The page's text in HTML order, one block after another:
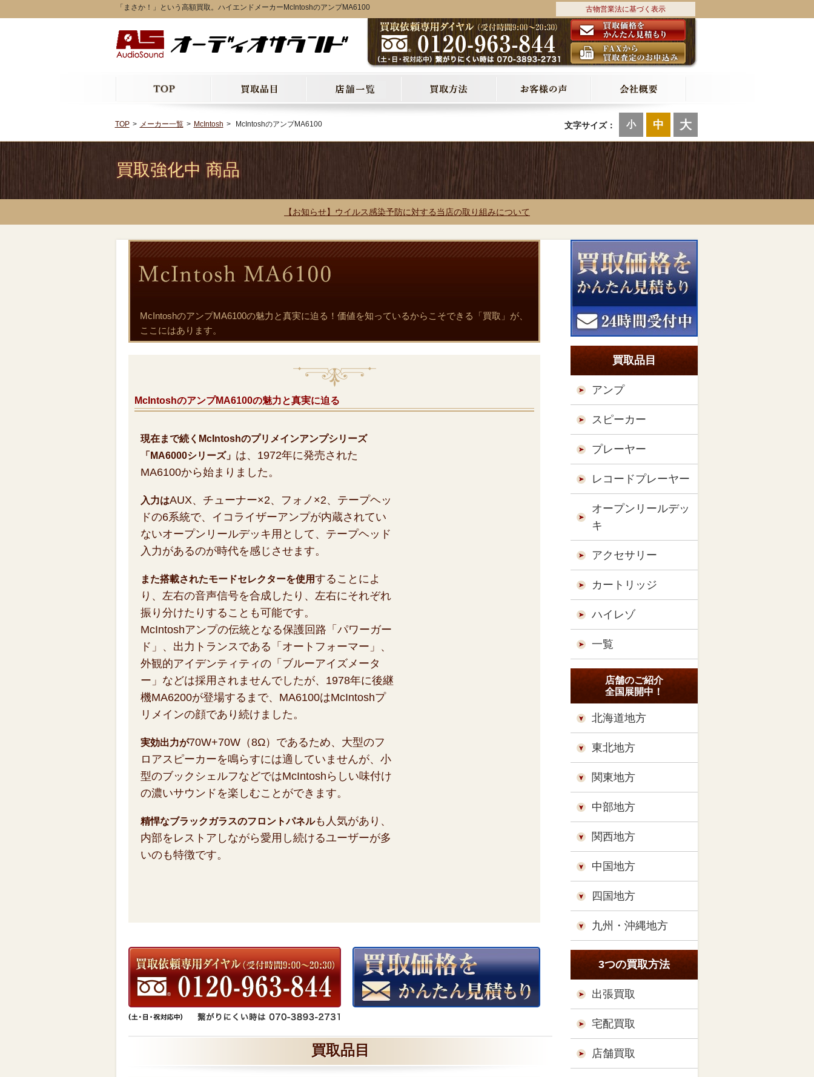
「まさか！」という高額買取。ハイエンドメーカーMcIntoshのアンプMA6100 古物営業法に基づく表示
文字サイズ： 小 中 大
TOP メーカー一覧 McIntosh McIntoshのアンプMA6100
買取強化中 商品
【お知らせ】ウイルス感染予防に対する当店の取り組みについて
McIntoshのアンプMA6100の魅力と真実に迫る！価値を知っているからこそできる「買取」が、
ここにはあります。
McIntoshのアンプMA6100の魅力と真実に迫る
現在まで続くMcIntoshのプリメインアンプシリーズ
「MA6000シリーズ」 は、1972年に発売された
MA6100から始まりました。
入力はAUX、チューナー×2、フォノ×2、テープヘッ
ドの6系統で、イコライザーアンプが内蔵されてい
ないオープンリールデッキ用として、テープヘッド
入力があるのが時代を感じさせます。
また搭載されたモードセレクターを使用することによ
り、左右の音声信号を合成したり、左右にそれぞれ
振り分けたりすることも可能です。
McIntoshアンプの伝統となる保護回路「パワーガー
ド」、出力トランスである「オートフォーマー」、
外観的アイデンティティの「ブルーアイズメータ
ー」などは採用されませんでしたが、1978年に後継
機MA6200が登場するまで、MA6100はMcIntoshプ
リメインの顔であり続けました。
実効出力が70W+70W（8Ω）であるため、大型のフ
ロアスピーカーを鳴らすには適していませんが、小
型のブックシェルフなどではMcIntoshらしい味付け
の濃いサウンドを楽しむことができます。
精悍なブラックガラスのフロントパネルも人気があり、
内部をレストアしながら愛用し続けるユーザーが多
いのも特徴です。
買取品目
買取品目
アンプ
スピーカー
プレーヤー
レコードプレーヤー
オープンリールデッ
キ
アクセサリー
カートリッジ
ハイレゾ
一覧
店舗のご紹介
全国展開中！
北海道地方
東北地方
関東地方
中部地方
関西地方
中国地方
四国地方
九州・沖縄地方
3つの買取方法
出張買取
宅配買取
店舗買取